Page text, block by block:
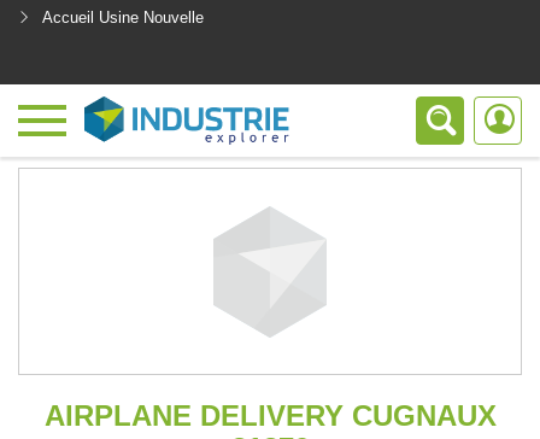
Accueil Usine Nouvelle
AIRPLANE DELIVERY CUGNAUX